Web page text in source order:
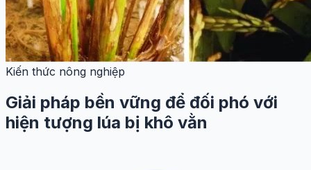
Kiến thức nông nghiệp
Giải pháp bền vững để đối phó với
hiện tượng lúa bị khô vằn